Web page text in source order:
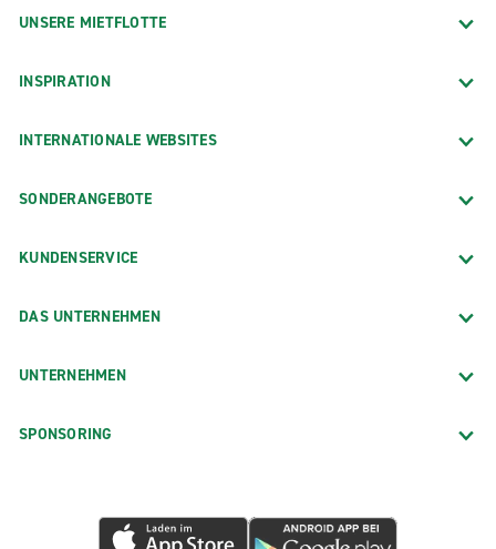
UNSERE MIETFLOTTE
INSPIRATION
INTERNATIONALE WEBSITES
SONDERANGEBOTE
KUNDENSERVICE
DAS UNTERNEHMEN
UNTERNEHMEN
SPONSORING